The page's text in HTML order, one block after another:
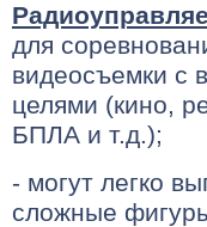
для
видеосъемки с
целями (кино,
БПЛА и т.д.);
- могут легко
сложные